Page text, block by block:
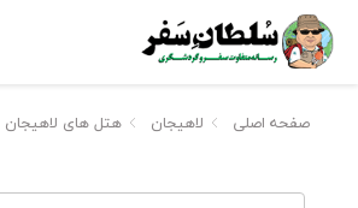
صفحه اصلی لاهیجان هتل های لاهیجان